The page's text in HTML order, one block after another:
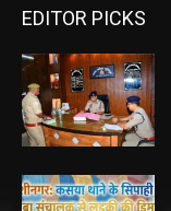
EDITOR PICKS